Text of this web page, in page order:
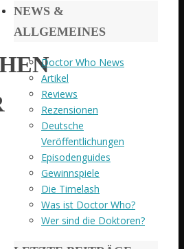
NEWS &
ALLGEMEINES
Doctor Who News
Artikel
Reviews
Rezensionen
Deutsche
Veröffentlichungen
Episodenguides
Gewinnspiele
Die Timelash
Was ist Doctor Who?
Wer sind die Doktoren?